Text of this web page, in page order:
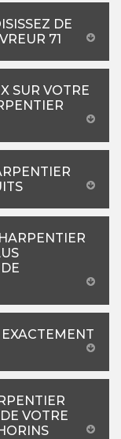
DE
71
SUR VOTRE
VOTRE